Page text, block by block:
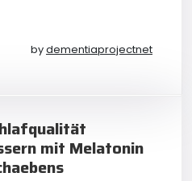
bydementiaprojectnet
mit Melatonin